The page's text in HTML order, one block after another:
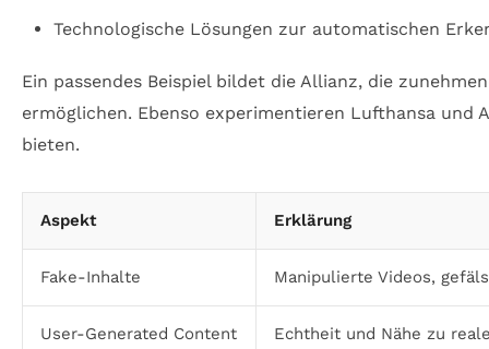
Technologische Lösungen zur automatischen
Ein passendes Beispiel bildet die Allianz, die
ermöglichen. Ebenso experimentieren Lufthansa
bieten.
Aspekt Erklärung
Fake-Inhalte Manipulierte Videos,
User-Generated Content Echtheit und Nähe zu